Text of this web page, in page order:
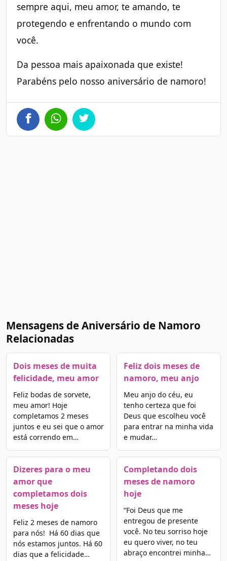
sempre aqui, meu amor, te amando, te
protegendo e enfrentando o mundo com
você.
Da pessoa mais apaixonada que existe!
Parabéns pelo nosso aniversário de namoro!
Mensagens de Aniversário de Namoro
Relacionadas
Dois meses de muita
felicidade, meu amor
Feliz bodas de sorvete,
meu amor! Hoje
completamos 2 meses
juntos e eu sei que o amor
está correndo em…
Dizeres para o meu
amor que
completamos dois
meses hoje
Feliz 2 meses de namoro
para nós! Há 60 dias que
nós estamos juntos. Há 60
dias que a felicidade…
Feliz dois meses de
namoro, meu anjo
Meu anjo do céu, eu
tenho certeza que foi
Deus que escolheu você
para entrar na minha vida
e mudar…
Completando dois
meses de namoro
hoje
“Foi Deus que me
entregou de presente
você. No teu sorriso hoje
eu quero viver, no teu
abraço encontrei minha…